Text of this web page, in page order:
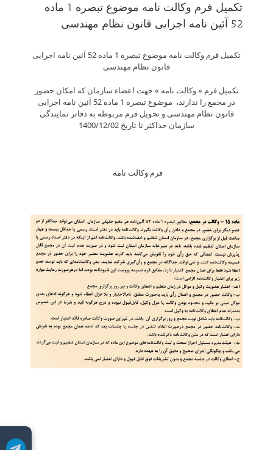
تکمیل فرم وکالت نامه موضوع تبصره 1 ماده
52 آئین نامه اجرایی قانون نظام مهندسی
تکمیل فرم وکالت نامه موضوع تبصره 1 ماده 52 آئین نامه اجرایی
قانون نظام مهندسی
تکمیل فرم « وکالت نامه » جهت اعضاء سازمان که امکان حضور
در مجمع را ندارند، موضوع تبصره 1 ماده 52 آئین نامه اجرایی
قانون نظام مهندسی و تحویل فرم مربوطه به دفاتر نمایندگی
سازمان حداکثر تا تاریخ 1400/12/02
فرم وکالت نامه